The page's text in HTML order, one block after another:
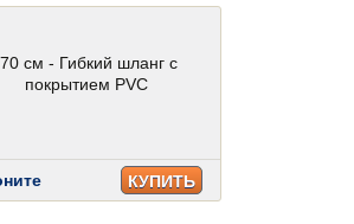
70 см - Гибкий шланг с
покрытием PVC
КУПИТЬ